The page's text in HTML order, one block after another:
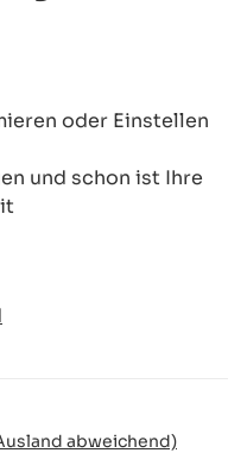
oder Einstellen
und schon ist Ihre
abweichend)